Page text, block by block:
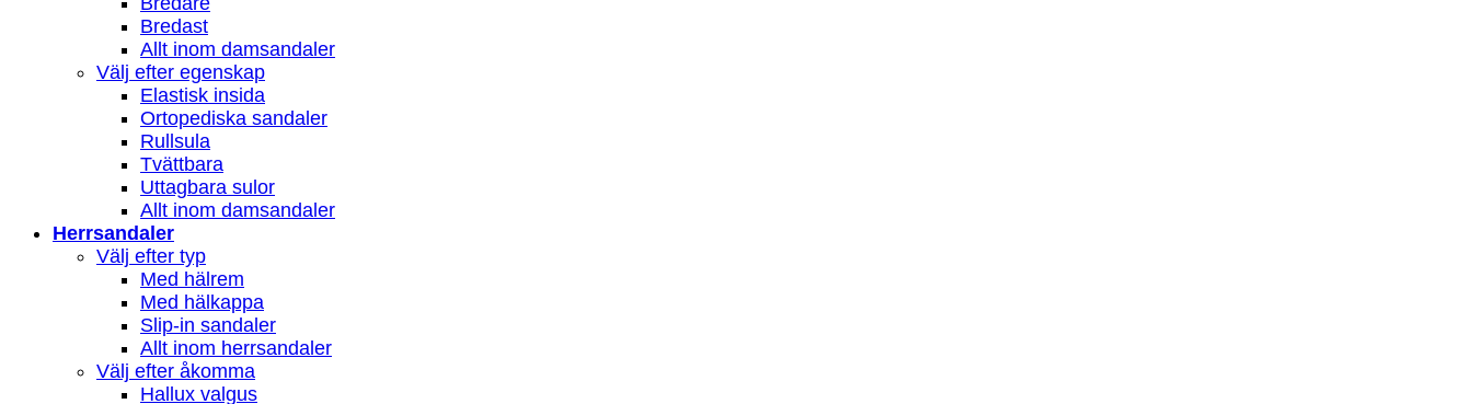
Bredast
Allt inom damsandaler
Välj efter egenskap
Elastisk insida
Ortopediska sandaler
Rullsula
Tvättbara
Uttagbara sulor
Allt inom damsandaler
Herrsandaler
Välj efter typ
Med hälrem
Med hälkappa
Slip-in sandaler
Allt inom herrsandaler
Välj efter åkomma
Hallux valgus